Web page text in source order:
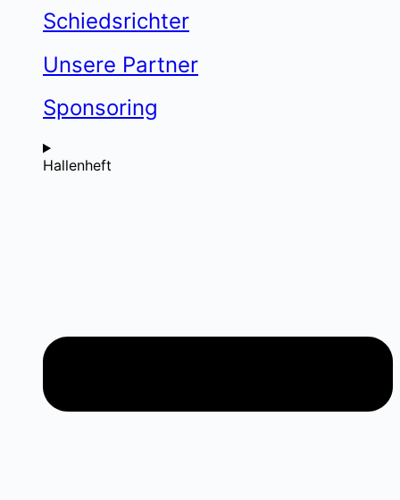
Schiedsrichter
Unsere Partner
Sponsoring
Hallenheft